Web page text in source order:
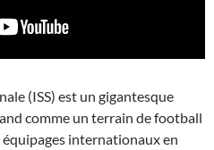
(ISS) est un gigantesque
comme un terrain de football
internationaux en